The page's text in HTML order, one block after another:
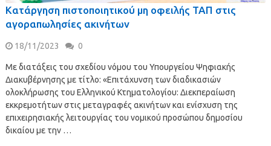
Κατάργηση πιστοποιητικού μη οφειλής ΤΑΠ στις
αγοραπωλησίες ακινήτων
18/11/2023 0
Με διατάξεις του σχεδίου νόμου του Υπουργείου Ψηφιακής
Διακυβέρνησης με τίτλο: «Επιτάχυνση των διαδικασιών
ολοκλήρωσης του Ελληνικού Κτηματολογίου: Διεκπεραίωση
εκκρεμοτήτων στις μεταγραφές ακινήτων και ενίσχυση της
επιχειρησιακής λειτουργίας του νομικού προσώπου δημοσίου
δικαίου με την …